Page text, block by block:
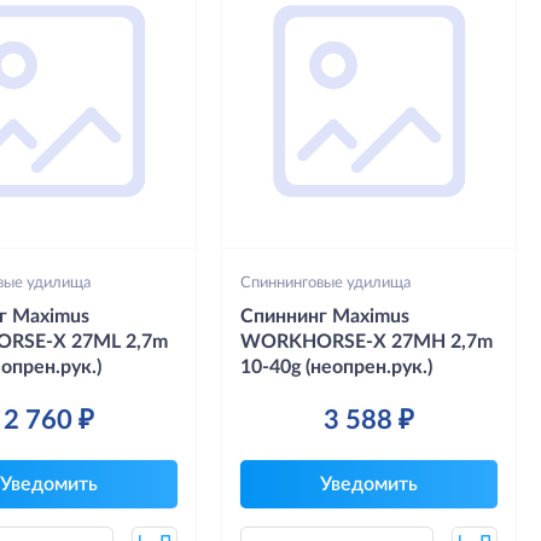
удилища
Maximus
X 27ML 2,7m
2 760 ₽
Уведомить
Спиннинговые удилища
Спиннинг Maximus
WORKHORSE-X 27MH 2,7m
10-40g (неопрен.рук.)
3 588 ₽
Уведомить